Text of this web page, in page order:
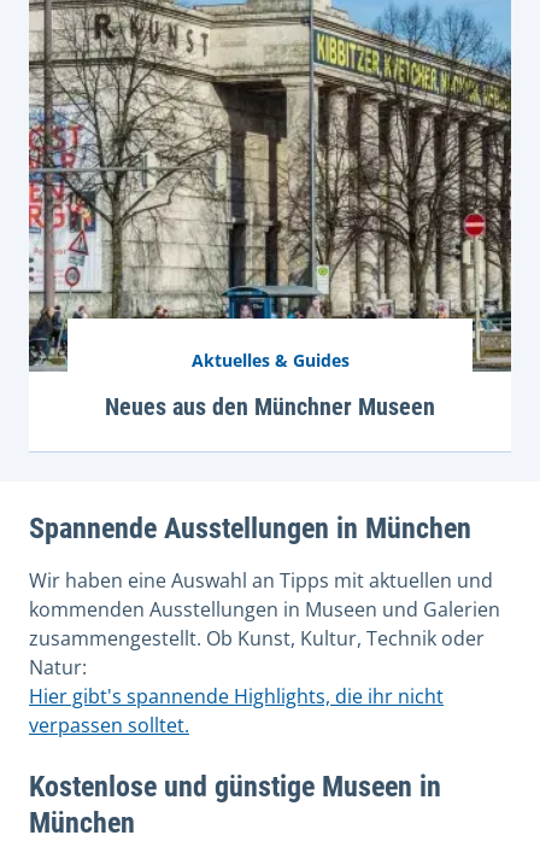
Aktuelles & Guides
Neues aus den Münchner Museen
Spannende Ausstellungen in München
Wir haben eine Auswahl an Tipps mit aktuellen und
kommenden Ausstellungen in Museen und Galerien
zusammengestellt. Ob Kunst, Kultur, Technik oder
Natur:
Hier gibt's spannende Highlights, die ihr nicht
verpassen solltet.
Kostenlose und günstige Museen in
München